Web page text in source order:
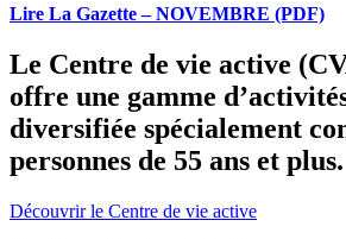
Lire La Gazette – NOVEMBRE (PDF)
Le Centre de vie active
offre une gamme
diversifiée spécialement
personnes de 55 ans et plus.
Découvrir le Centre de vie active